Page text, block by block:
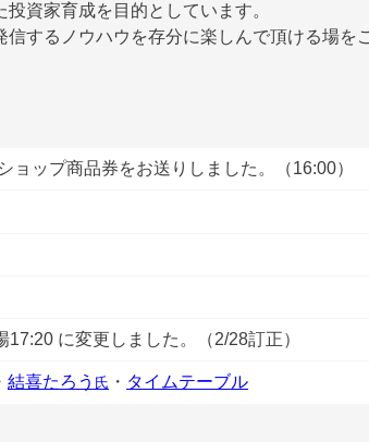
資家育成を目的としています。
するノウハウを存分に楽しんで頂ける場を
ップ商品券をお送りしました。（16:00）
に変更しました。（2/28訂正）
結喜たろう 氏 ・ タイムテーブル